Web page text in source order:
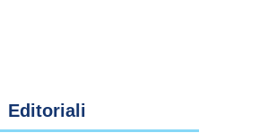
Editoriali